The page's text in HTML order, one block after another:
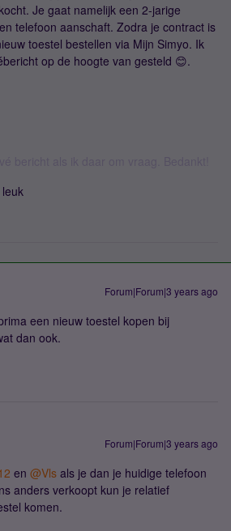
Je gaat namelijk een 2-jarige
telefoon aanschaft. Zodra je contract is
toestel bestellen via Mijn Simyo. Ik
op de hoogte van gesteld 😊.
Forum|Forum|3 years ago
een nieuw toestel kopen bij
dan ook.
Forum|Forum|3 years ago
en @Vls als je dan je huidige telefoon
anders verkoopt kun je relatief
komen.